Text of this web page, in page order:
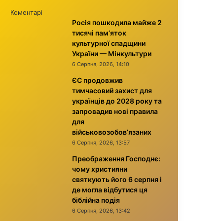
Коментарі
Росія пошкодила майже 2
тисячі пам’яток
культурної спадщини
України — Мінкультури
6 Серпня, 2026, 14:10
ЄС продовжив
тимчасовий захист для
українців до 2028 року та
запровадив нові правила
для
військовозобов’язаних
6 Серпня, 2026, 13:57
Преображення Господнє:
чому християни
святкують його 6 серпня і
де могла відбутися ця
біблійна подія
6 Серпня, 2026, 13:42